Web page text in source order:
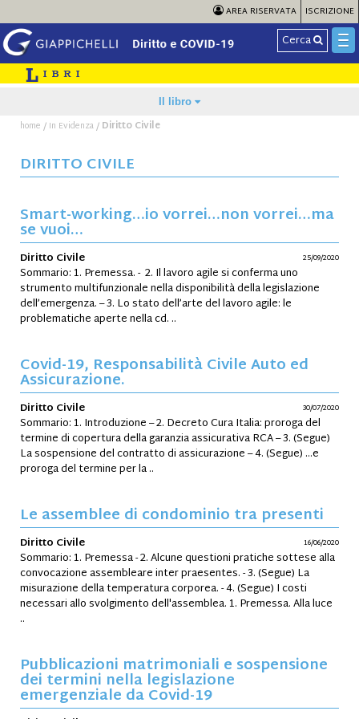
AREA RISERVATA ISCRIZIONE
Cerca
Il libro
home / In Evidenza/Diritto Civile
DIRITTO CIVILE
Smart-working…io vorrei…non vorrei…ma
se vuoi…
Diritto Civile 25/09/2020
Sommario: 1. Premessa. - 2. Il lavoro agile si conferma uno
strumento multifunzionale nella disponibilità della legislazione
dell’emergenza. – 3. Lo stato dell’arte del lavoro agile: le
problematiche aperte nella cd. ..
Covid-19, Responsabilità Civile Auto ed
Assicurazione.
Diritto Civile 30/07/2020
Sommario: 1. Introduzione – 2. Decreto Cura Italia: proroga del
termine di copertura della garanzia assicurativa RCA – 3. (Segue)
La sospensione del contratto di assicurazione – 4. (Segue) …e
proroga del termine per la ..
Le assemblee di condominio tra presenti
Diritto Civile 16/06/2020
Sommario: 1. Premessa - 2. Alcune questioni pratiche sottese alla
convocazione assembleare inter praesentes. - 3. (Segue) La
misurazione della temperatura corporea. - 4. (Segue) I costi
necessari allo svolgimento dell'assemblea. 1. Premessa. Alla luce
..
Pubblicazioni matrimoniali e sospensione
dei termini nella legislazione
emergenziale da Covid-19